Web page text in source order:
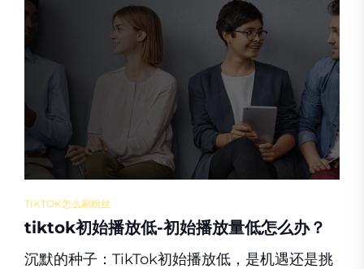
TIKTOK怎么刷粉丝
tiktok初始播放低-初始播放量低怎么办？
沉默的种子：TikTok初始播放低，是机遇还是挑